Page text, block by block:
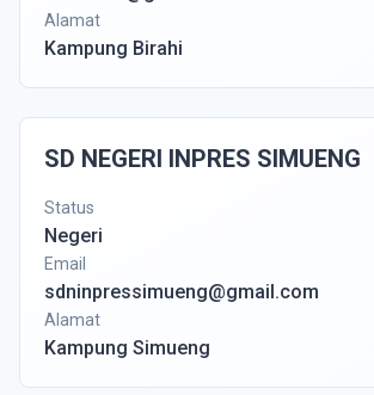
Alamat
Kampung Birahi
SD NEGERI INPRES SIMUENG
Status
Negeri
Email
sdninpressimueng@gmail.com
Alamat
Kampung Simueng